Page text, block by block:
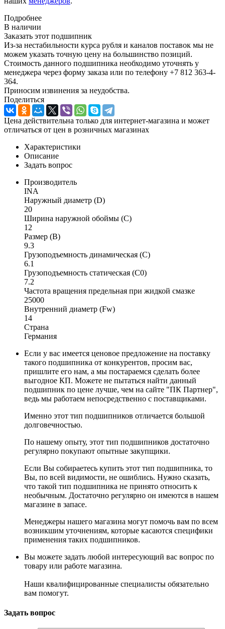
Подробнее
В наличии
Заказать этот подшипник
Из-за нестабильности курса рубля и каналов поставок мы не
можем указать точную цену на большинство позиций.
Стоимость данного подшипника необходимо уточнять у
менеджера через форму заказа или по телефону +7 812 363-4-
364.
Приносим извинения за неудобства.
Поделиться
Цена действительна только для интернет-магазина и может
отличаться от цен в розничных магазинах
Характеристики
Описание
Задать вопрос
Производитель
INA
Наружный диаметр (D)
20
Ширина наружной обоймы (C)
12
Размер (B)
9.3
Грузоподъемность динамическая (C)
6.1
Грузоподъемность статическая (C0)
7.2
Частота вращения предельная при жидкой смазке
25000
Внутренний диаметр (Fw)
14
Страна
Германия
Если у вас имеется ценовое предложение на поставку
такого подшипника от конкурентов, просим вас,
пришлите его нам, а мы постараемся сделать более
выгодное КП. Можете не пытаться найти данный
подшипник по цене лучше, чем на сайте "ПК Партнер",
ведь мы работаем непосредственно с поставщиками.
Именно этот тип подшипников отличается большой
долговечностью.
По нашему опыту, этот тип подшипников достаточно
регулярно покупают опытные закупщики.
Если Вы собираетесь купить этот тип подшипника, то
Вы, по всей видимости, не ошиблись. Нужно сказать,
что такой тип подшипника не принято относить к
необычным. Достаточно регулярно он имеются в нашем
магазине в запасе.
Менеджеры нашего магазина могут помочь вам по всем
возникшим уточнениям, которые касаются специфики
применения таких подшипников.
Вы можете задать любой интересующий вас вопрос по
товару или работе магазина.
Наши квалифицированные специалисты обязательно
вам помогут.
Задать вопрос